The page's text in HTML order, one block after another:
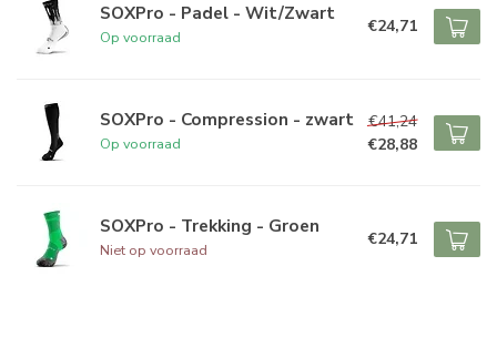
SOXPro - Padel - Wit/Zwart
Op voorraad
€24,71
SOXPro - Compression - zwart
Op voorraad
€41,24
€28,88
SOXPro - Trekking - Groen
Niet op voorraad
€24,71